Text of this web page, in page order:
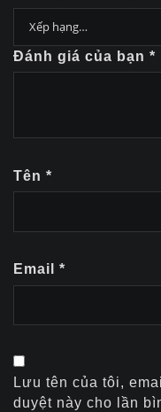
Đánh giá của bạn *
Tên *
Email *
Lưu tên của tôi,
duyệt này cho lần